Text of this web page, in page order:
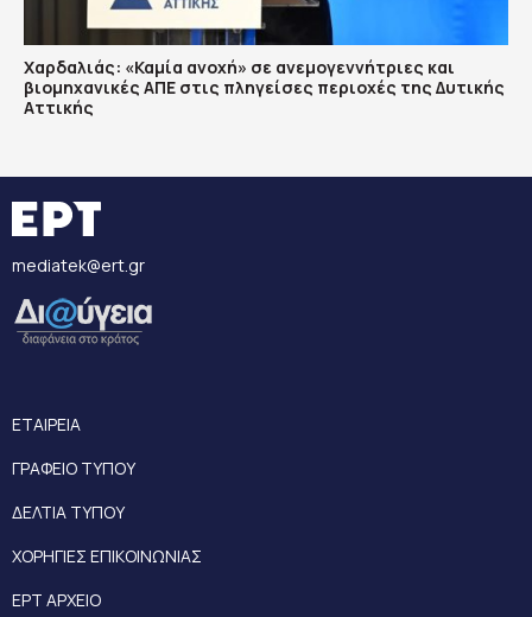
Χαρδαλιάς: «Καμία ανοχή» σε ανεμογεννήτριες και
βιομηχανικές ΑΠΕ στις πληγείσες περιοχές της Δυτικής
Αττικής
mediatek@ert.gr
ΕΤΑΙΡΕΙΑ
ΓΡΑΦΕΙΟ ΤΥΠΟΥ
ΔΕΛΤΙΑ ΤΥΠΟΥ
ΧΟΡΗΓΙΕΣ ΕΠΙΚΟΙΝΩΝΙΑΣ
ΕΡΤ ΑΡΧΕΙΟ